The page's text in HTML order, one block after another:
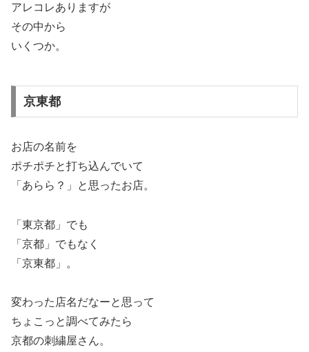
アレコレありますが
その中から
いくつか。
京東都
お店の名前を
ポチポチと打ち込んでいて
「あらら？」と思ったお店。
「東京都」でも
「京都」でもなく
「京東都」。
変わった店名だなーと思って
ちょこっと調べてみたら
京都の刺繍屋さん。